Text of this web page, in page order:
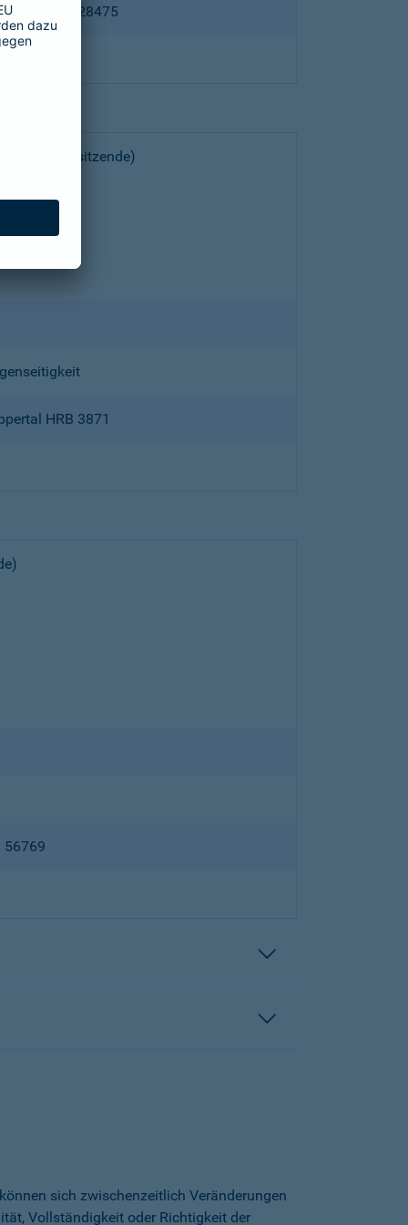
HRB 28475
(Vorsitzende)
HRB 3871
56769
sich zwischenzeitlich Veränderungen
Vollständigkeit oder Richtigkeit der